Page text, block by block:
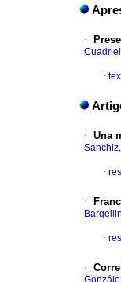
·
·
· Una
·
·
·
·